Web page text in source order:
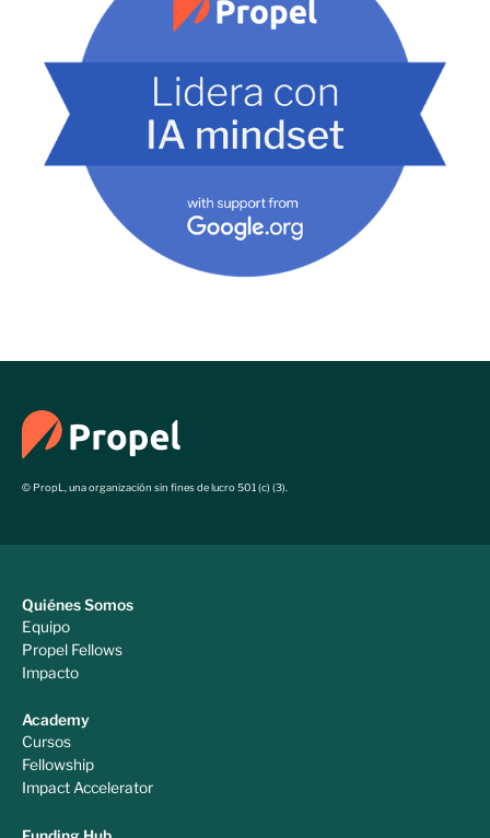
© PropL, una organización sin fines de lucro 501 (c) (3).
Quiénes Somos
Equipo
Propel Fellows
Impacto
Academy
Cursos
Fellowship
Impact Accelerator